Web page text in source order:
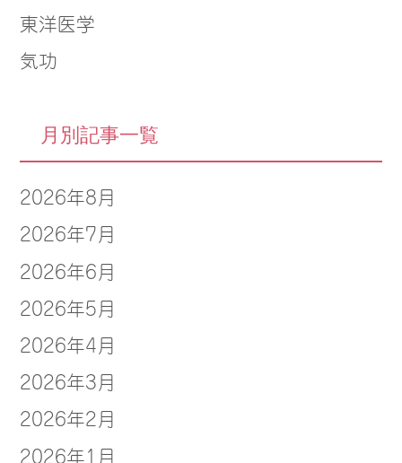
東洋医学
気功
月別記事一覧
2026年8月
2026年7月
2026年6月
2026年5月
2026年4月
2026年3月
2026年2月
2026年1月